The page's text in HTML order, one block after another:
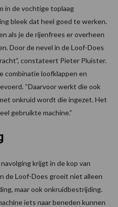
in de vochtige toplaag
bleek dat heel goed te werken.
als je de rijenfrees er overheen
Door de nevel in de Loof-Does
constateert Pieter Pluister.
combinatie loofklappen en
“Daarvoor werkt die ook
onkruid wordt die ingezet. Het
gebruikte machine.”
krijgt in de kop van
de Loof-Does groeit niet alleen
maar ook onkruidbestrijding.
iets naar beneden kunnen